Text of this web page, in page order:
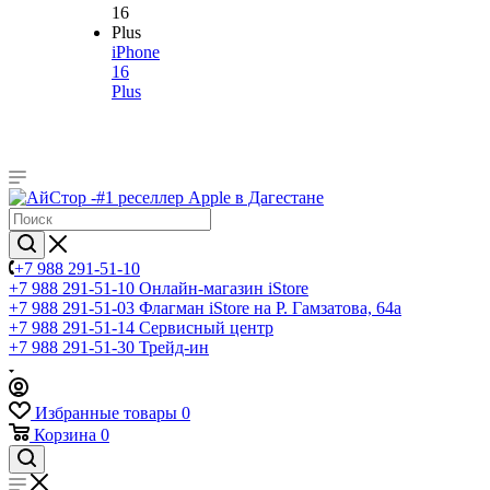
iPhone
16
Plus
+7 988 291-51-10
+7 988 291-51-10 Онлайн-магазин iStore
+7 988 291-51-03 Флагман iStore на Р. Гамзатова, 64а
+7 988 291-51-14 Сервисный центр
+7 988 291-51-30 Трейд-ин
Избранные товары 0
Корзина 0